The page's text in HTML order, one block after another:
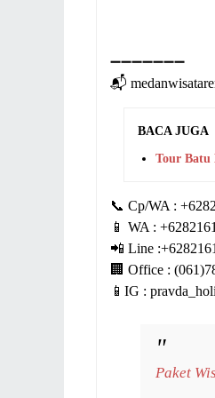
➖➖➖➖➖➖➖
📬
BACA JUGA
Tour Batu
📞 Cp/WA :
📱 WA :
📲 Line
🏢 Office :
📱 IG :
Paket